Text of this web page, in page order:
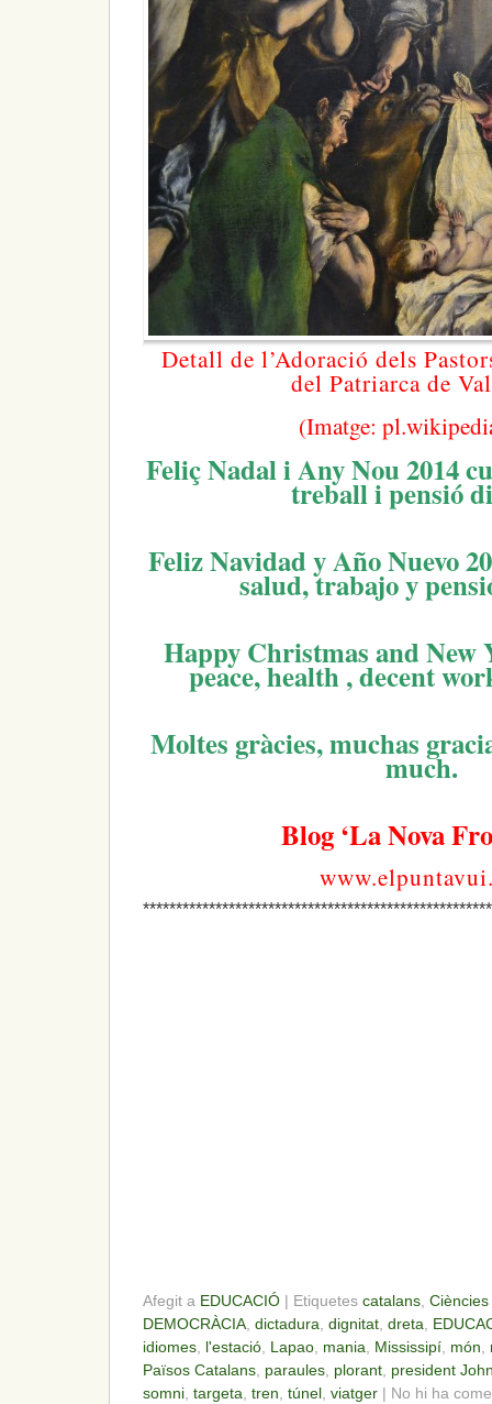
Detall de l’Adoració dels
del Patriarca de
(Imatge:
Feliç Nadal i Any Nou 2014
treball i pensió
Feliz Navidad y Año Nuevo
salud, trabajo y
Happy Christmas and New
peace, health , decent
Moltes gràcies, muchas
much.
Blog ‘La Nova
Afegit a EDUCACIÓ | Etiquetes catalans,
DEMOCRÀCIA, dictadura, dignitat, dreta,
idiomes, l'estació, Lapao, mania, Mississipí, món,
Països Catalans, paraules, plorant, president
somni, targeta, tren, túnel, viatger | No hi ha